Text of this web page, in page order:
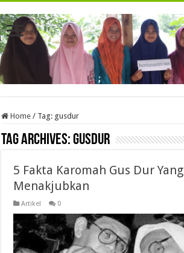
Home / Tag: gusdur
Tag Archives:gusdur
5 Fakta Karomah Gus Dur Yang
Menakjubkan
Artikel 0